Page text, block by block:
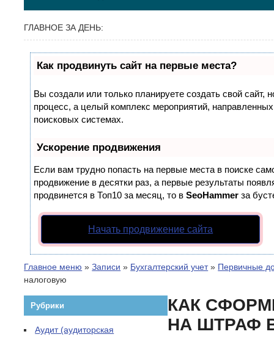
ГЛАВНОЕ ЗА ДЕНЬ:
Как продвинуть сайт на первые места?
Вы создали или только планируете создать свой сайт,
процесс, а целый комплекс мероприятий,
поисковых системах.
Ускорение продвижения
Если вам трудно попасть на первые места в поиске
продвижение в десятки раз, а первые результаты
продвинется в Топ10 за месяц, то вSeoHammer за
Начать продвижение сайта
Главное меню »Записи » Бухгалтерский учет» Первичные
налоговую
Рубрики
Аудит (аудиторская
КАК
НА ШТРАФ